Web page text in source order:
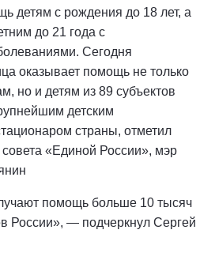
детям с рождения до 18 лет, а
до 21 года с
Сегодня
оказывает помощь не только
но и детям из 89 субъектов
детским
страны, отметил
«Единой России», мэр
помощь больше 10 тысяч
России», — подчеркнул Сергей